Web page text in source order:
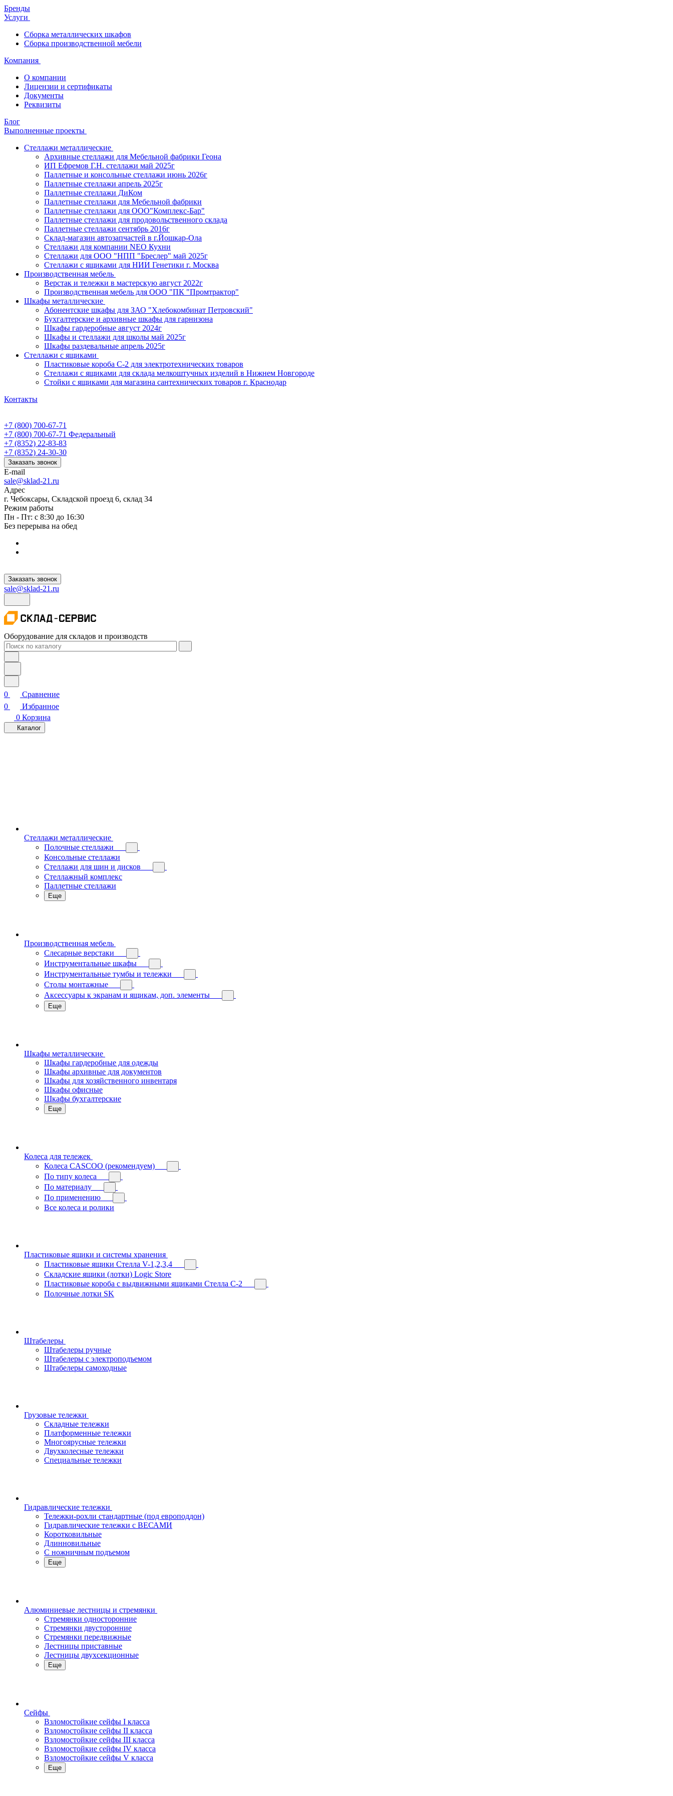
Бренды
Услуги
Сборка металлических шкафов
Сборка производственной мебели
Компания
О компании
Лицензии и сертификаты
Документы
Реквизиты
Блог
Выполненные проекты
Стеллажи металлические
Архивные стеллажи для Мебельной фабрики Геона
ИП Ефремов Г.Н. стеллажи май 2025г
Паллетные и консольные стеллажи июнь 2026г
Паллетные стеллажи апрель 2025г
Паллетные стеллажи ДиКом
Паллетные стеллажи для Мебельной фабрики
Паллетные стеллажи для ООО"Комплекс-Бар"
Паллетные стеллажи для продовольственного склада
Паллетные стеллажи сентябрь 2016г
Склад-магазин автозапчастей в г.Йошкар-Ола
Стеллажи для компании NEO Кухни
Стеллажи для ООО "НПП "Бреслер" май 2025г
Стеллажи с ящиками для НИИ Генетики г. Москва
Производственная мебель
Верстак и тележки в мастерскую август 2022г
Производственная мебель для ООО "ПК "Промтрактор"
Шкафы металлические
Абонентские шкафы для ЗАО "Хлебокомбинат Петровский"
Бухгалтерские и архивные шкафы для гарнизона
Шкафы гардеробные август 2024г
Шкафы и стеллажи для школы май 2025г
Шкафы раздевальные апрель 2025г
Стеллажи с ящиками
Пластиковые короба С-2 для электротехнических товаров
Стеллажи с ящиками для склада мелкоштучных изделий в Нижнем Новгороде
Стойки с ящиками для магазина сантехнических товаров г. Краснодар
Контакты
+7 (800) 700-67-71
+7 (800) 700-67-71 Федеральный
+7 (8352) 22-83-83
+7 (8352) 24-30-30
Заказать звонок
E-mail
sale@sklad-21.ru
Адрес
г. Чебоксары, Складской проезд 6, склад 34
Режим работы
Пн - Пт: с 8:30 до 16:30
Без перерыва на обед
Заказать звонок
sale@sklad-21.ru
Оборудование для складов и производств
0
Сравнение
0
Избранное
0 Корзина
Каталог
Стеллажи металлические
Полочные стеллажи
Консольные стеллажи
Стеллажи для шин и дисков
Стеллажный комплекс
Паллетные стеллажи
Еще
Производственная мебель
Слесарные верстаки
Инструментальные шкафы
Инструментальные тумбы и тележки
Столы монтажные
Аксессуары к экранам и ящикам, доп. элементы
Еще
Шкафы металлические
Шкафы гардеробные для одежды
Шкафы архивные для документов
Шкафы для хозяйственного инвентаря
Шкафы офисные
Шкафы бухгалтерские
Еще
Колеса для тележек
Колеса CASCOO (рекомендуем)
По типу колеса
По материалу
По применению
Все колеса и ролики
Пластиковые ящики и системы хранения
Пластиковые ящики Стелла V-1,2,3,4
Складские ящики (лотки) Logiс Store
Пластиковые короба с выдвижными ящиками Стелла С-2
Полочные лотки SK
Штабелеры
Штабелеры ручные
Штабелеры с электроподъемом
Штабелеры самоходные
Грузовые тележки
Складные тележки
Платформенные тележки
Многоярусные тележки
Двухколесные тележки
Специальные тележки
Гидравлические тележки
Тележки-рохли стандартные (под европоддон)
Гидравлические тележки с ВЕСАМИ
Коротковильные
Длинновильные
С ножничным подъемом
Еще
Алюминиевые лестницы и стремянки
Стремянки односторонние
Стремянки двусторонние
Стремянки передвижные
Лестницы приставные
Лестницы двухсекционные
Еще
Сейфы
Взломостойкие сейфы I класса
Взломостойкие сейфы II класса
Взломостойкие сейфы III класса
Взломостойкие сейфы IV класса
Взломостойкие сейфы V класса
Еще